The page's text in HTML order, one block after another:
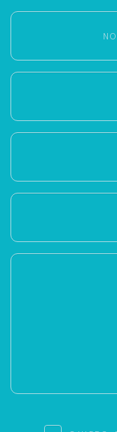
Déjanos tus
Tus datos